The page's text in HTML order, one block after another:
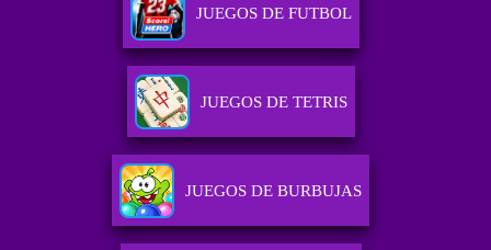
JUEGOS DE FUTBOL
JUEGOS DE TETRIS
JUEGOS DE BURBUJAS